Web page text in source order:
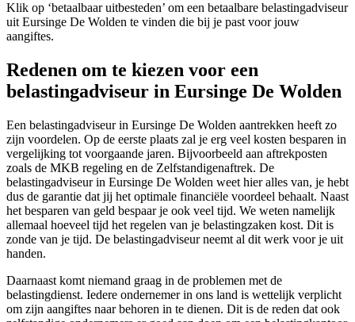
Klik op ‘betaalbaar uitbesteden’ om een betaalbare belastingadviseur
uit Eursinge De Wolden te vinden die bij je past voor jouw
aangiftes.
Redenen om te kiezen voor een
belastingadviseur in Eursinge De Wolden
Een belastingadviseur in Eursinge De Wolden aantrekken heeft zo
zijn voordelen. Op de eerste plaats zal je erg veel kosten besparen in
vergelijking tot voorgaande jaren. Bijvoorbeeld aan aftrekposten
zoals de MKB regeling en de Zelfstandigenaftrek. De
belastingadviseur in Eursinge De Wolden weet hier alles van, je hebt
dus de garantie dat jij het optimale financiële voordeel behaalt. Naast
het besparen van geld bespaar je ook veel tijd. We weten namelijk
allemaal hoeveel tijd het regelen van je belastingzaken kost. Dit is
zonde van je tijd. De belastingadviseur neemt al dit werk voor je uit
handen.
Daarnaast komt niemand graag in de problemen met de
belastingdienst. Iedere ondernemer in ons land is wettelijk verplicht
om zijn aangiftes naar behoren in te dienen. Dit is de reden dat ook